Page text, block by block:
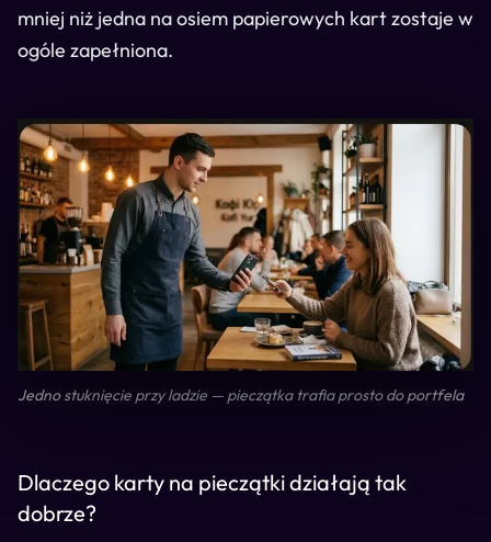
mniej niż jedna na osiem papierowych kart zostaje w
ogóle zapełniona.
Jedno stuknięcie przy ladzie — pieczątka trafia prosto do portfela
Dlaczego karty na pieczątki działają tak
dobrze?